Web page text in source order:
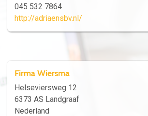
045 532 7864
http://adriaensbv.nl/
Firma Wiersma
Helseviersweg 12
6373 AS Landgraaf
Nederland